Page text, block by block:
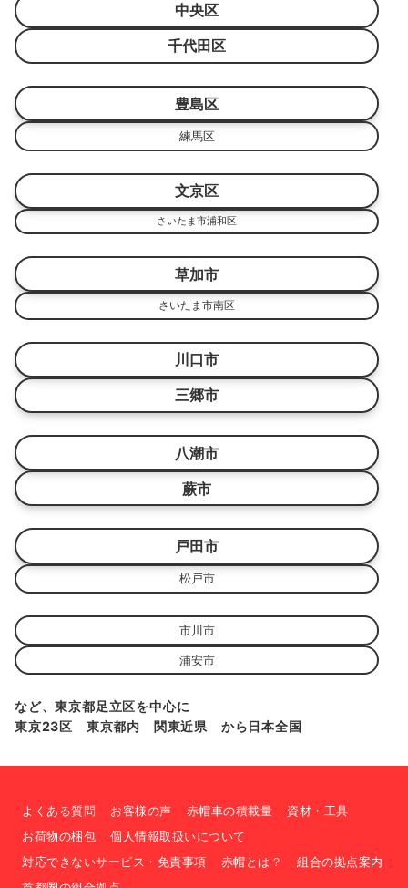
中央区
千代田区
豊島区
練馬区
文京区
さいたま市浦和区
草加市
さいたま市南区
川口市
三郷市
八潮市
蕨市
戸田市
松戸市
市川市
浦安市
など、東京都足立区を中心に
東京23区 東京都内 関東近県 から日本全国
よくある質問 お客様の声 赤帽車の積載量
資材・工具
お荷物の梱包
個人情報取扱いについて
対応できないサービス・免責事項
赤帽とは？
組合の拠点案内